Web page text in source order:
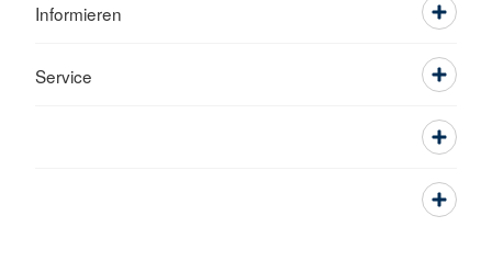
Informieren
Service